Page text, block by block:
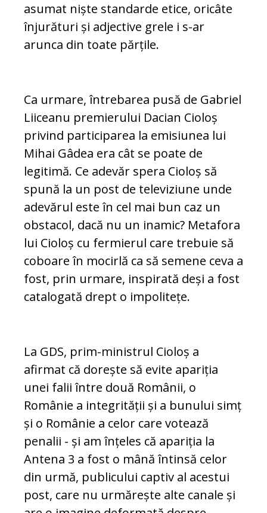
asumat niște standarde etice, oricâte
înjurături și adjective grele i s-ar
arunca din toate părțile.
Ca urmare, întrebarea pusă de Gabriel
Liiceanu premierului Dacian Cioloș
privind participarea la emisiunea lui
Mihai Gâdea era cât se poate de
legitimă. Ce adevăr spera Cioloș să
spună la un post de televiziune unde
adevărul este în cel mai bun caz un
obstacol, dacă nu un inamic? Metafora
lui Cioloș cu fermierul care trebuie să
coboare în mocirlă ca să semene ceva a
fost, prin urmare, inspirată deși a fost
catalogată drept o impolitețe.
La GDS, prim-ministrul Cioloș a
afirmat că dorește să evite apariția
unei falii între două Românii, o
Românie a integrității și a bunului simț
și o Românie a celor care votează
penalii - și am înțeles că apariția la
Antena 3 a fost o mână întinsă celor
din urmă, publicului captiv al acestui
post, care nu urmărește alte canale și